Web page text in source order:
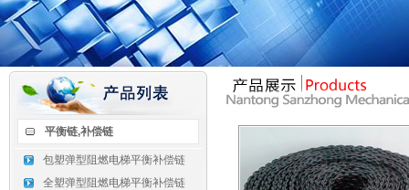
平衡链,补偿链
包塑弹型阻燃电梯平衡补偿链
全塑弹型阻燃电梯平衡补偿链